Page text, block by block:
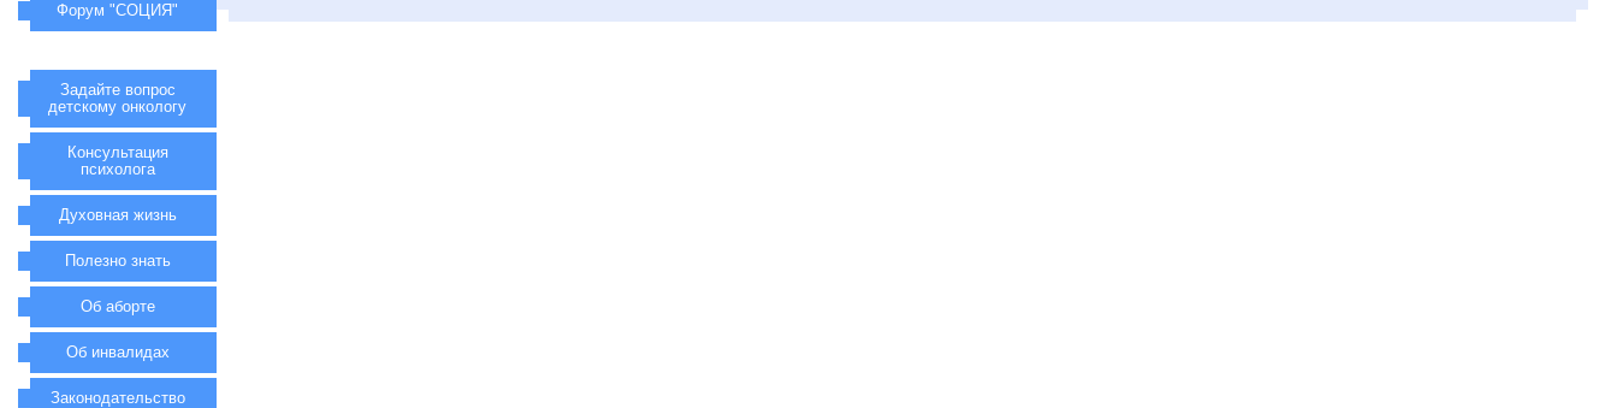
Форум "СОЦИЯ"
Задайте вопрос
детскому онкологу
Консультация
психолога
Духовная жизнь
Полезно знать
Об аборте
Об инвалидах
Законодательство